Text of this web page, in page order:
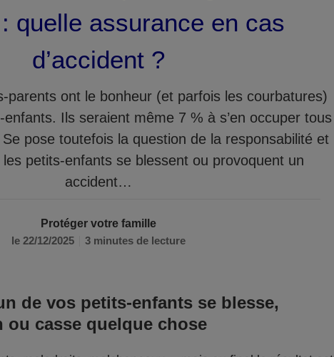
Protéger votre famille
le 22/12/2025
3 minutes de lecture
quelle assurance en cas
d’accident ?
parents ont le bonheur (et parfois les courbatures)
Ils seraient même 7 % à s’en occuper tous
pose toutefois la question de la responsabilité et
les petits-enfants se blessent ou provoquent un
accident…
de vos petits-enfants se blesse,
ou casse quelque chose